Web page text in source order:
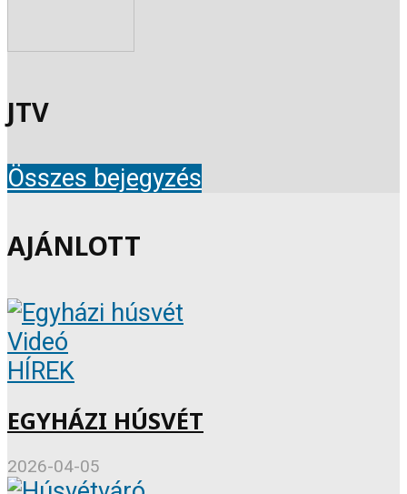
JTV
Összes bejegyzés
AJÁNLOTT
Videó
HÍREK
EGYHÁZI HÚSVÉT
2026-04-05